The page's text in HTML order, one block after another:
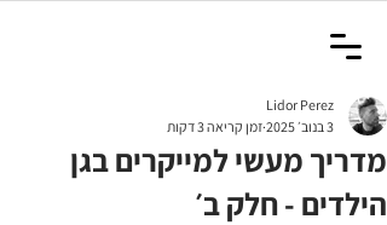
מדריך מעשי למייקרים בגן
הילדים - חלק ב׳
Lidor Perez
3 בנוב׳ 2025
זמן קריאה 3 דקות